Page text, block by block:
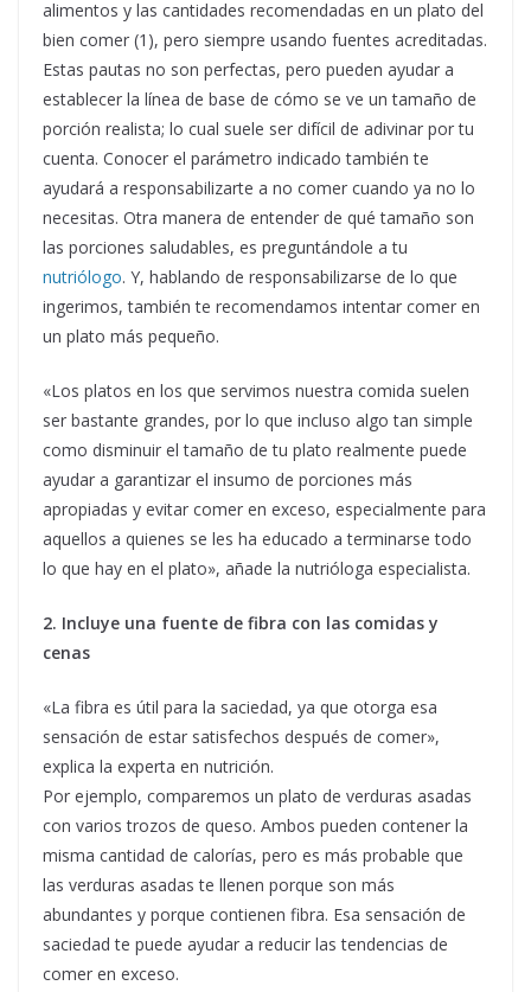
alimentos y las cantidades recomendadas en un plato del
bien comer (1), pero siempre usando fuentes acreditadas.
Estas pautas no son perfectas, pero pueden ayudar a
establecer la línea de base de cómo se ve un tamaño de
porción realista; lo cual suele ser difícil de adivinar por tu
cuenta. Conocer el parámetro indicado también te
ayudará a responsabilizarte a no comer cuando ya no lo
necesitas. Otra manera de entender de qué tamaño son
las porciones saludables, es preguntándole a tu
nutriólogo. Y, hablando de responsabilizarse de lo que
ingerimos, también te recomendamos intentar comer en
un plato más pequeño.
«Los platos en los que servimos nuestra comida suelen
ser bastante grandes, por lo que incluso algo tan simple
como disminuir el tamaño de tu plato realmente puede
ayudar a garantizar el insumo de porciones más
apropiadas y evitar comer en exceso, especialmente para
aquellos a quienes se les ha educado a terminarse todo
lo que hay en el plato», añade la nutrióloga especialista.
2. Incluye una fuente de fibra con las comidas y
cenas
«La fibra es útil para la saciedad, ya que otorga esa
sensación de estar satisfechos después de comer»,
explica la experta en nutrición.
Por ejemplo, comparemos un plato de verduras asadas
con varios trozos de queso. Ambos pueden contener la
misma cantidad de calorías, pero es más probable que
las verduras asadas te llenen porque son más
abundantes y porque contienen fibra. Esa sensación de
saciedad te puede ayudar a reducir las tendencias de
comer en exceso.